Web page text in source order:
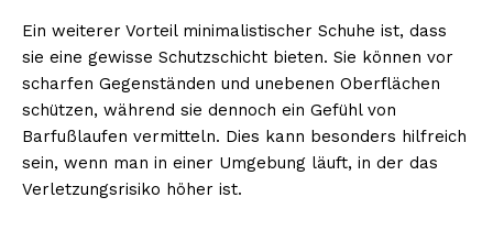
Ein weiterer Vorteil minimalistischer Schuhe ist, dass
sie eine gewisse Schutzschicht bieten. Sie können vor
scharfen Gegenständen und unebenen Oberflächen
schützen, während sie dennoch ein Gefühl von
Barfußlaufen vermitteln. Dies kann besonders hilfreich
sein, wenn man in einer Umgebung läuft, in der das
Verletzungsrisiko höher ist.